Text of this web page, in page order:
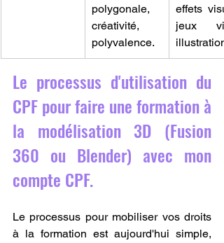
polygonale,
créativité,
polyvalence.
effets
jeux
illustration.
Le processus d'utilisation du
CPF pour faire une formation à
la modélisation 3D (Fusion
360 ou Blender) avec mon
compte CPF.
Le processus pour mobiliser vos droits
à la formation est aujourd'hui simple,